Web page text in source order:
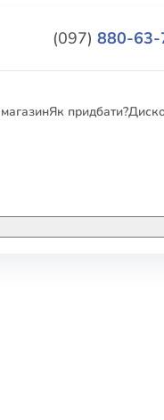
(097) 880-63-
Як придбати?